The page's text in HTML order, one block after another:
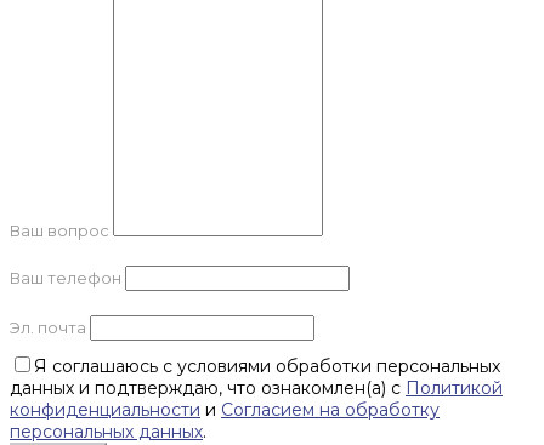
Ваш вопрос
Ваш телефон
Эл. почта
Я соглашаюсь с условиями обработки персональных
данных и подтверждаю, что ознакомлен(а) с Политикой
конфиденциальности и Согласием на обработку
персональных данных.